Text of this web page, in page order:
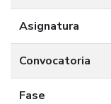
Asignatura
Convocatoria
Fase